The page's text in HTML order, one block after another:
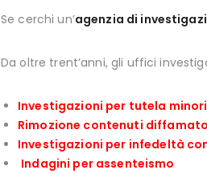
Se cerchi un’agenzia di
Da oltre trent’anni, gli uffici
Investigazioni per tutela minori
Rimozione contenuti
Investigazioni per infedeltà
Indagini per assenteismo